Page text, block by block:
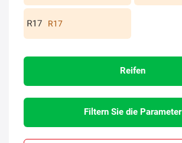
R17
Reifen
Filtern Sie die Parameter